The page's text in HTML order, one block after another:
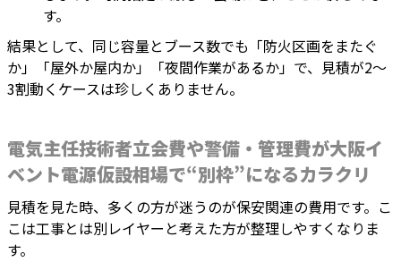
す。
結果として、同じ容量とブース数でも「防火区画をまたぐ
か」「屋外か屋内か」「夜間作業があるか」で、見積が2〜
3割動くケースは珍しくありません。
電気主任技術者立会費や警備・管理費が大阪イ
ベント電源仮設相場で“別枠”になるカラクリ
見積を見た時、多くの方が迷うのが保安関連の費用です。こ
こは工事とは別レイヤーと考えた方が整理しやすくなりま
す。